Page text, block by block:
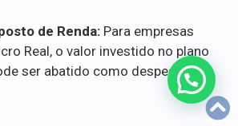
de Renda: Para empresas
Real, o valor investido no plano
ser abatido como despesa